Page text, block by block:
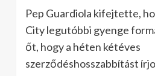
Pep Guardiola kifejtette,
City legutóbbi gyenge
őt, hogy a héten kétéves
szerződéshosszabbítást